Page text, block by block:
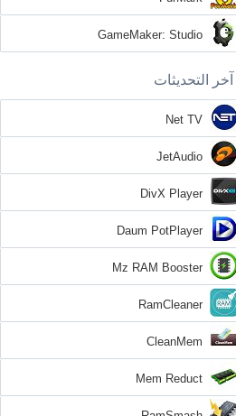
GameMaker: Studio
آخر التحديثات
Net TV
JetAudio
DivX Player
Daum PotPlayer
Mz RAM Booster
RamCleaner
CleanMem
Mem Reduct